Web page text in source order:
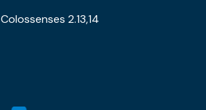
Colossenses 2.13,14